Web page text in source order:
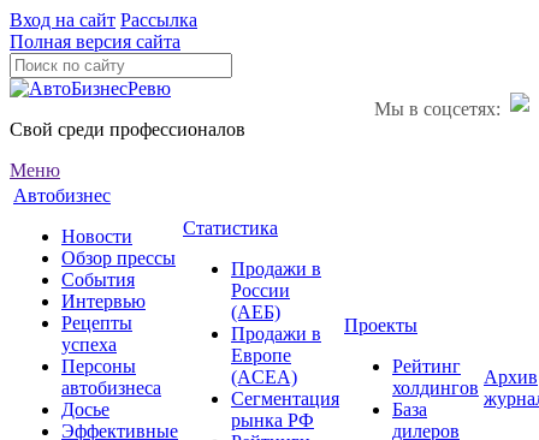
Вход на сайт Рассылка
Полная версия сайта
Мы в соцсетях:
Свой среди профессионалов
Меню
Автобизнес
Новости
Обзор прессы
События
Интервью
Рецепты
успеха
Персоны
автобизнеса
Досье
Эффективные
Статистика
Продажи в
России
(АЕБ)
Продажи в
Европе
(ACEA)
Сегментация
рынка РФ
Проекты
Рейтинг
холдингов
База
дилеров
Архив